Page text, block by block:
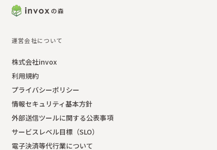
運営会社について
株式会社invox
利用規約
プライバシーポリシー
情報セキュリティ基本方針
外部送信ツールに関する公表事項
サービスレベル目標（SLO）
電子決済等代行業について